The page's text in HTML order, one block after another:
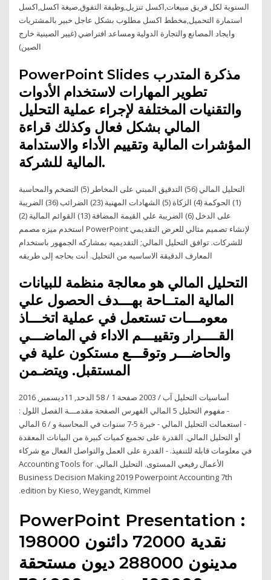
السنوية لكل فريق مبيعات,اكسل تنزيل,وظيفة التفوق,صيغة اكسل,اكسل
استمارة التحميل,مخطط اكسل مطلوب بشكل عاجل خبير بالمشتريات
وايجاد المصانع والتجارة الدولية ومساعد افتراضي (غيير الصينية خارج
الصين)
PowerPoint Slides مذكرة المتدرب
تطوير المهارات لاستخدام الأدوات
والتقنيات المختلفة لإجراء عملية التحليل
المالي بشكل فعال وكذلك قراءة
المؤشرات المالية وتقييم الأداء والاستدامة
المالية للشركة.
التحليل المالي (56) التدقيق المبني على المخاطر (5) التضخم والمحاسبة
(1) الحوكمة (4) الزكاة (5) الشهادات المهنية (23) الضرائب (36) الضريبة
على الدخل (6) الضريبة علي القيمة المضافة (13) القوائم المالية (2)
استخدم ميزه مصمم PowerPoint لإنشاء تصميم مثالي للعرض التقديمي
للشركات. توافق التحليل المالي; التقديميه بمشاركه الجمهور باستخدام
المعارف الدقيقة الاساسيه من التحليل. أنت بحاجه إلى طريقه
التحليل المالي هو معالجة منظمة للبيانات
المالية المتــاحة بهـــدف الحصول علي
معومـــات تستعمل في عملية اتخـــاذ
القــــرار وتقييـــم الاداء في الماضـــي
والحاضـــر وتوقـــع مستكون علية في
المستقبل. ويتضـمن
‫الدحد‪11 ,‬ديسمبر‪2016 ,‬‬ ‫صفحة ‪58 / 1‬‬ ‫آب ‪2003 /‬‬ ‫أساسيات التحليل
المالي‬ ‫الفهرس‬ ‫الصفحة‬ ‫مقدمـــة‬ ‫الفصل‬ ‫اللول ‪:‬‬ ‫‪5‬‬ ‫‪ -‬مفهوم التحليل
المالي‬ ‫‪6‬‬ ‫‪ -‬استعمالت التحليل المالي - خبرة 5-7 سنوات في المحاسبة و /
أو التحليل المالي. القدرة على تجميع كميات كبيرة من البيانات المعقدة
في معلومات قابلة للتنفيذ. - القدرة على العمل والتواصل الفعال مع شركاء
الأعمال رفيعي المستوى. التحليل المالي. Accounting Tools for
Business Decision Making 2019 Powerpoint Accounting 7th
edition by Kieso, Weygandt, Kimmel.
PowerPoint Presentation :
نقدية 72000 دائنون 198000
مدينون 288000 ديون مستحقة